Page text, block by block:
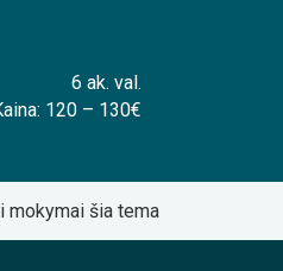
6 ak. val.
120 – 130€
mokymai šia tema